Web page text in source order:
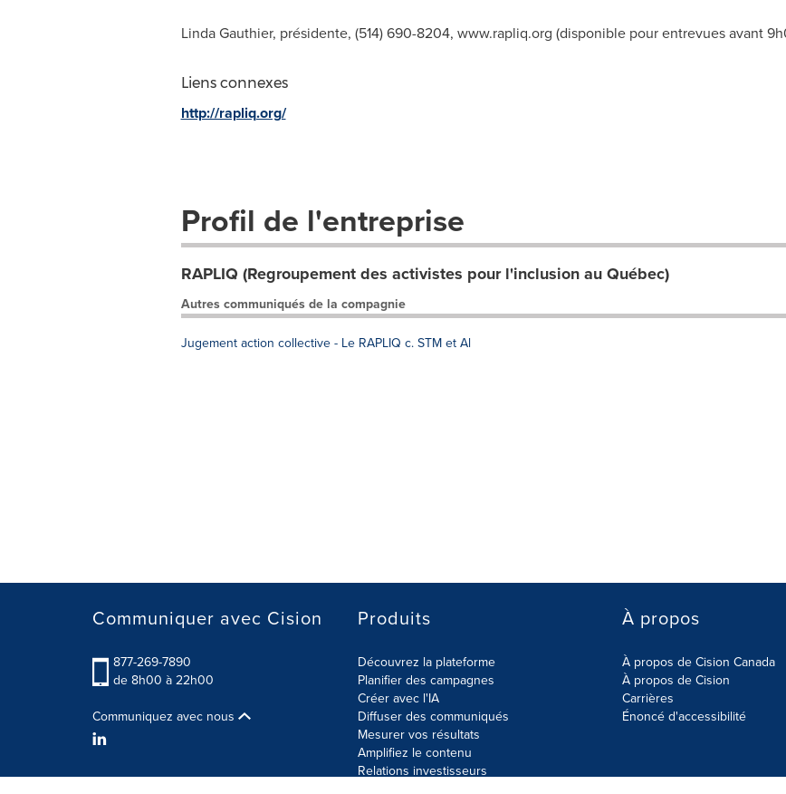
Linda Gauthier, présidente, (514) 690-8204, www.rapliq.org (disponible pour entrevues avant
Liens connexes
http://rapliq.org/
Profil de l'entreprise
RAPLIQ (Regroupement des activistes pour l'inclusion au Québec)
Autres communiqués de la compagnie
Jugement action collective - Le RAPLIQ c. STM et Al
Communiquer avec Cision
877-269-7890
de 8h00 à 22h00
Communiquez avec nous
Produits
Découvrez la plateforme
Planifier des campagnes
Créer avec l'IA
Diffuser des communiqués
Mesurer vos résultats
Amplifiez le contenu
Relations investisseurs
À propos
À propos de Cision Canada
À propos de Cision
Carrières
Énoncé d'accessibilité